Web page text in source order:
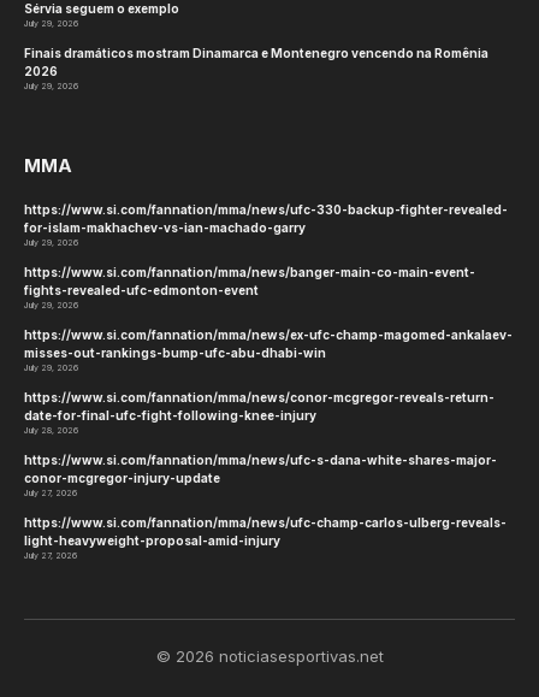
Sérvia seguem o exemplo
July 29, 2026
Finais dramáticos mostram Dinamarca e Montenegro vencendo na Romênia
2026
July 29, 2026
MMA
https://www.si.com/fannation/mma/news/ufc-330-backup-fighter-revealed-
for-islam-makhachev-vs-ian-machado-garry
July 29, 2026
https://www.si.com/fannation/mma/news/banger-main-co-main-event-
fights-revealed-ufc-edmonton-event
July 29, 2026
https://www.si.com/fannation/mma/news/ex-ufc-champ-magomed-ankalaev-
misses-out-rankings-bump-ufc-abu-dhabi-win
July 29, 2026
https://www.si.com/fannation/mma/news/conor-mcgregor-reveals-return-
date-for-final-ufc-fight-following-knee-injury
July 28, 2026
https://www.si.com/fannation/mma/news/ufc-s-dana-white-shares-major-
conor-mcgregor-injury-update
July 27, 2026
https://www.si.com/fannation/mma/news/ufc-champ-carlos-ulberg-reveals-
light-heavyweight-proposal-amid-injury
July 27, 2026
© 2026 noticiasesportivas.net